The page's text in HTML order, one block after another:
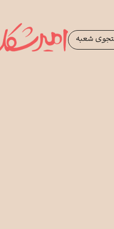
شعبه